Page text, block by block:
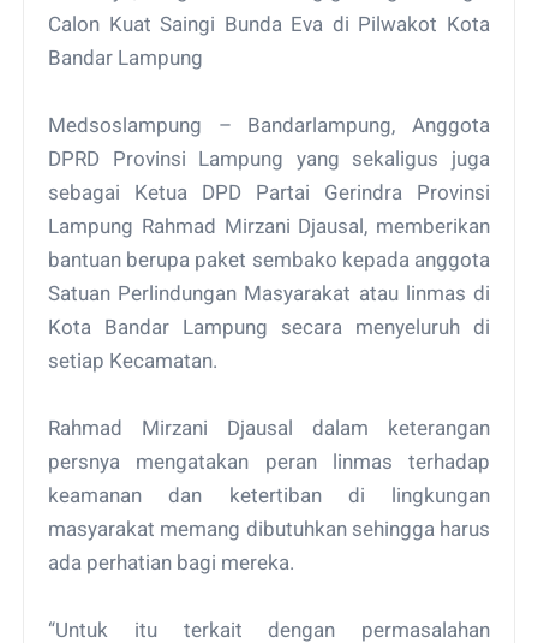
Calon Kuat Saingi Bunda Eva di Pilwakot Kota
Bandar Lampung
Medsoslampung – Bandarlampung, Anggota
DPRD Provinsi Lampung yang sekaligus juga
sebagai Ketua DPD Partai Gerindra Provinsi
Lampung Rahmad Mirzani Djausal, memberikan
bantuan berupa paket sembako kepada anggota
Satuan Perlindungan Masyarakat atau linmas di
Kota Bandar Lampung secara menyeluruh di
setiap Kecamatan.
Rahmad Mirzani Djausal dalam keterangan
persnya mengatakan peran linmas terhadap
keamanan dan ketertiban di lingkungan
masyarakat memang dibutuhkan sehingga harus
ada perhatian bagi mereka.
“Untuk itu terkait dengan permasalahan